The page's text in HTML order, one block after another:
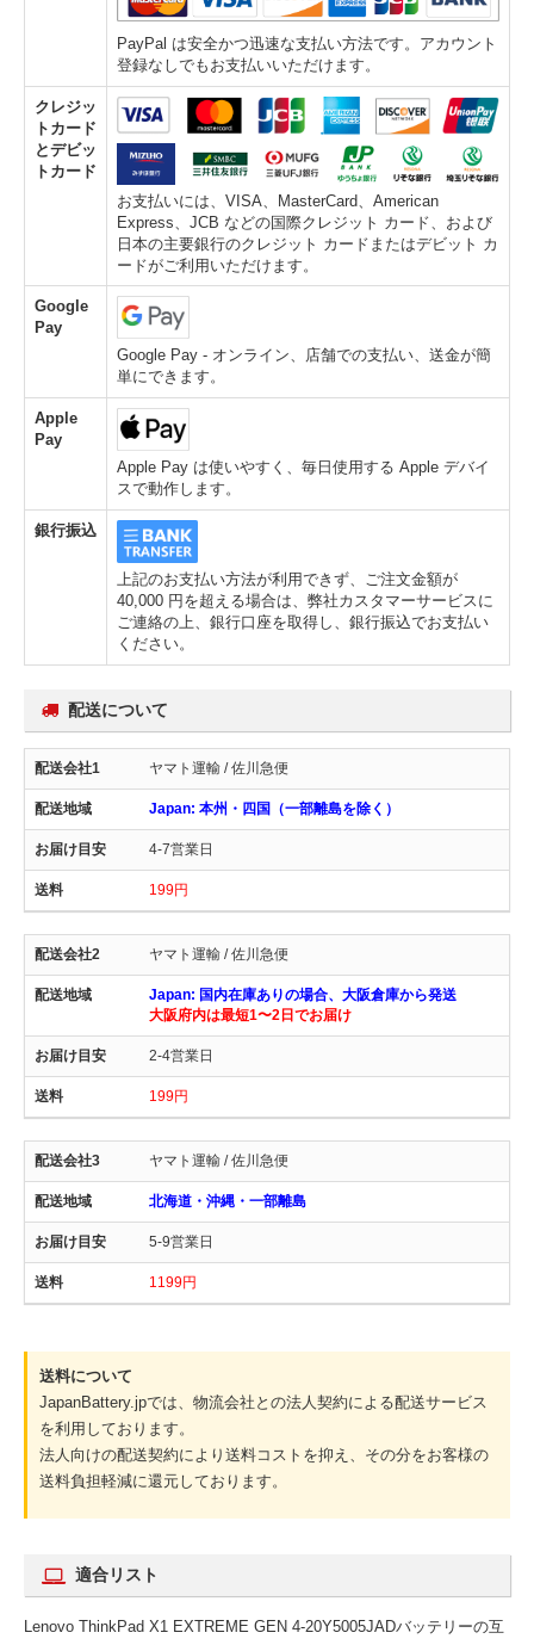
PayPal は安全かつ迅速な支払い方法です。アカウント
登録なしでもお支払いいただけます。
クレジッ
トカード
とデビッ
トカード
お支払いには、VISA、MasterCard、American
Express、JCB などの国際クレジット カード、および
日本の主要銀行のクレジット カードまたはデビット カ
ードがご利用いただけます。
Google
Pay
Google Pay - オンライン、店舗での支払い、送金が簡
単にできます。
Apple
Pay
Apple Pay は使いやすく、毎日使用する Apple デバイ
スで動作します。
銀行振込
上記のお支払い方法が利用できず、ご注文金額が
40,000 円を超える場合は、弊社カスタマーサービスに
ご連絡の上、銀行口座を取得し、銀行振込でお支払い
ください。
配送について
ヤマト運輸 / 佐川急便
Japan: 本州・四国（一部離島を除く）
4-7営業日
199円
ヤマト運輸 / 佐川急便
Japan: 国内在庫ありの場合、大阪倉庫から発送
大阪府内は最短1〜2日でお届け
2-4営業日
199円
ヤマト運輸 / 佐川急便
北海道・沖縄・一部離島
5-9営業日
1199円
送料について
JapanBattery.jpでは、物流会社との法人契約による配送サービス
を利用しております。
法人向けの配送契約により送料コストを抑え、その分をお客様の
送料負担軽減に還元しております。
適合リスト
Lenovo ThinkPad X1 EXTREME GEN 4-20Y5005JADバッテリーの互